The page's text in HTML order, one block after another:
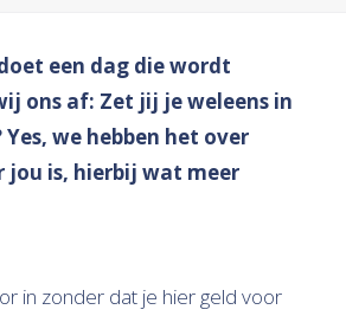
een dag die wordt
ons af: Zet jij je weleens in
we hebben het over
is, hierbij wat meer
in zonder dat je hier geld voor